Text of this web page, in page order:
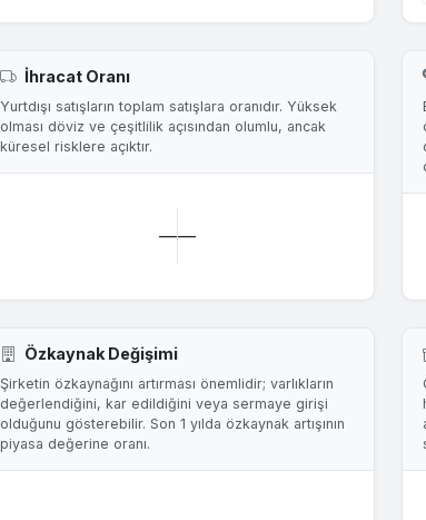
İhracat Oranı
Yurtdışı satışların toplam satışlara oranıdır. Yüksek
olması döviz ve çeşitlilik açısından olumlu, ancak
küresel risklere açıktır.
——
Özkaynak Değişimi
Şirketin özkaynağını artırması önemlidir; varlıkların
değerlendiğini, kar edildiğini veya sermaye girişi
olduğunu gösterebilir. Son 1 yılda özkaynak artışının
piyasa değerine oranı.